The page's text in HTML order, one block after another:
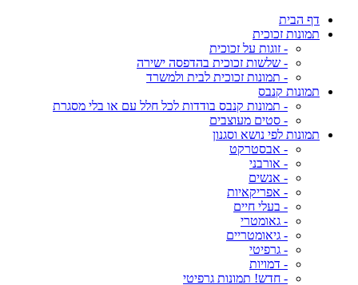
דף הבית
תמונות זכוכית
- זוגות על זכוכית
- שלשות זכוכית בהדפסה ישירה
- תמונות זכוכית לבית ולמשרד
תמונות קנבס
- תמונות קנבס בודדות לכל חלל עם או בלי מסגרת
- סטים מעוצבים
תמונות לפי נושא וסגנון
- אבסטרקט
- אורבני
- אנשים
- אפריקאיות
- בעלי חיים
- גאומטרי
- גיאומטריים
- גרפיטי
- דמויות
- חדש! תמונות גרפיטי